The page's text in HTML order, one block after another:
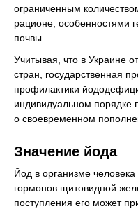
ограниченным
рационе, особенностями
почвы.
Учитывая, что в Украине
стран, государственная
профилактики
индивидуальном порядке
о своевременном
Значение йода
Йод в организме
гормонов щитовидной
поступления его может